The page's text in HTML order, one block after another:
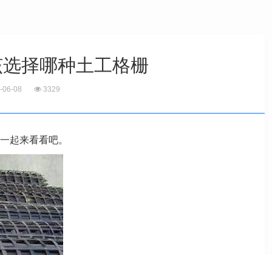
择哪种土工格栅
08 3329
起来看看吧。